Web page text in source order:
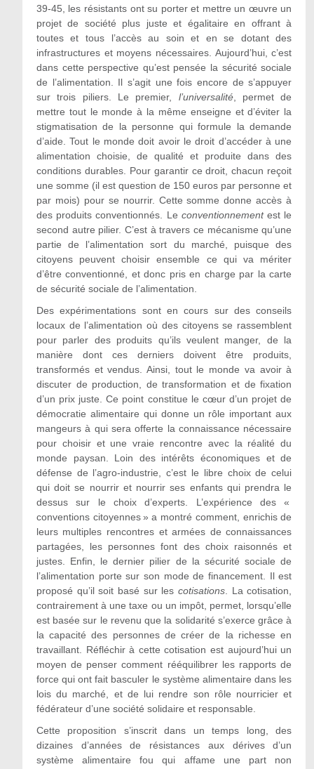
39-45, les résistants ont su porter et mettre un œuvre un
projet de société plus juste et égalitaire en offrant à
toutes et tous l’accès au soin et en se dotant des
infrastructures et moyens nécessaires. Aujourd’hui, c’est
dans cette perspective qu’est pensée la sécurité sociale
de l’alimentation. Il s’agit une fois encore de s’appuyer
sur trois piliers. Le premier, l’universalité, permet de
mettre tout le monde à la même enseigne et d’éviter la
stigmatisation de la personne qui formule la demande
d’aide. Tout le monde doit avoir le droit d’accéder à une
alimentation choisie, de qualité et produite dans des
conditions durables. Pour garantir ce droit, chacun reçoit
une somme (il est question de 150 euros par personne et
par mois) pour se nourrir. Cette somme donne accès à
des produits conventionnés. Le conventionnementest le
second autre pilier. C’est à travers ce mécanisme qu’une
partie de l’alimentation sort du marché, puisque des
citoyens peuvent choisir ensemble ce qui va mériter
d’être conventionné, et donc pris en charge par la carte
de sécurité sociale de l’alimentation.
Des expérimentations sont en cours sur des conseils
locaux de l’alimentation où des citoyens se rassemblent
pour parler des produits qu’ils veulent manger, de la
manière dont ces derniers doivent être produits,
transformés et vendus. Ainsi, tout le monde va avoir à
discuter de production, de transformation et de fixation
d’un prix juste. Ce point constitue le cœur d’un projet de
démocratie alimentaire qui donne un rôle important aux
mangeurs à qui sera offerte la connaissance nécessaire
pour choisir et une vraie rencontre avec la réalité du
monde paysan. Loin des intérêts économiques et de
défense de l’agro-industrie, c’est le libre choix de celui
qui doit se nourrir et nourrir ses enfants qui prendra le
dessus sur le choix d’experts. L’expérience des «
conventions citoyennes » a montré comment, enrichis de
leurs multiples rencontres et armées de connaissances
partagées, les personnes font des choix raisonnés et
justes. Enfin, le dernier pilier de la sécurité sociale de
l’alimentation porte sur son mode de financement. Il est
proposé qu’il soit basé sur les cotisations. La cotisation,
contrairement à une taxe ou un impôt, permet, lorsqu’elle
est basée sur le revenu que la solidarité s’exerce grâce à
la capacité des personnes de créer de la richesse en
travaillant. Réfléchir à cette cotisation est aujourd’hui un
moyen de penser comment rééquilibrer les rapports de
force qui ont fait basculer le système alimentaire dans les
lois du marché, et de lui rendre son rôle nourricier et
fédérateur d’une société solidaire et responsable.
Cette proposition s’inscrit dans un temps long, des
dizaines d’années de résistances aux dérives d’un
système alimentaire fou qui affame une part non